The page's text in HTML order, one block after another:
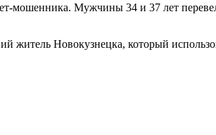
мошенника. Мужчины 34 и 37 лет
Новокузнецка, который